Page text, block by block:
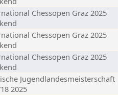
Chessopen Graz 2025
Chessopen Graz 2025
Chessopen Graz 2025
Jugendlandesmeisterschaft
2025